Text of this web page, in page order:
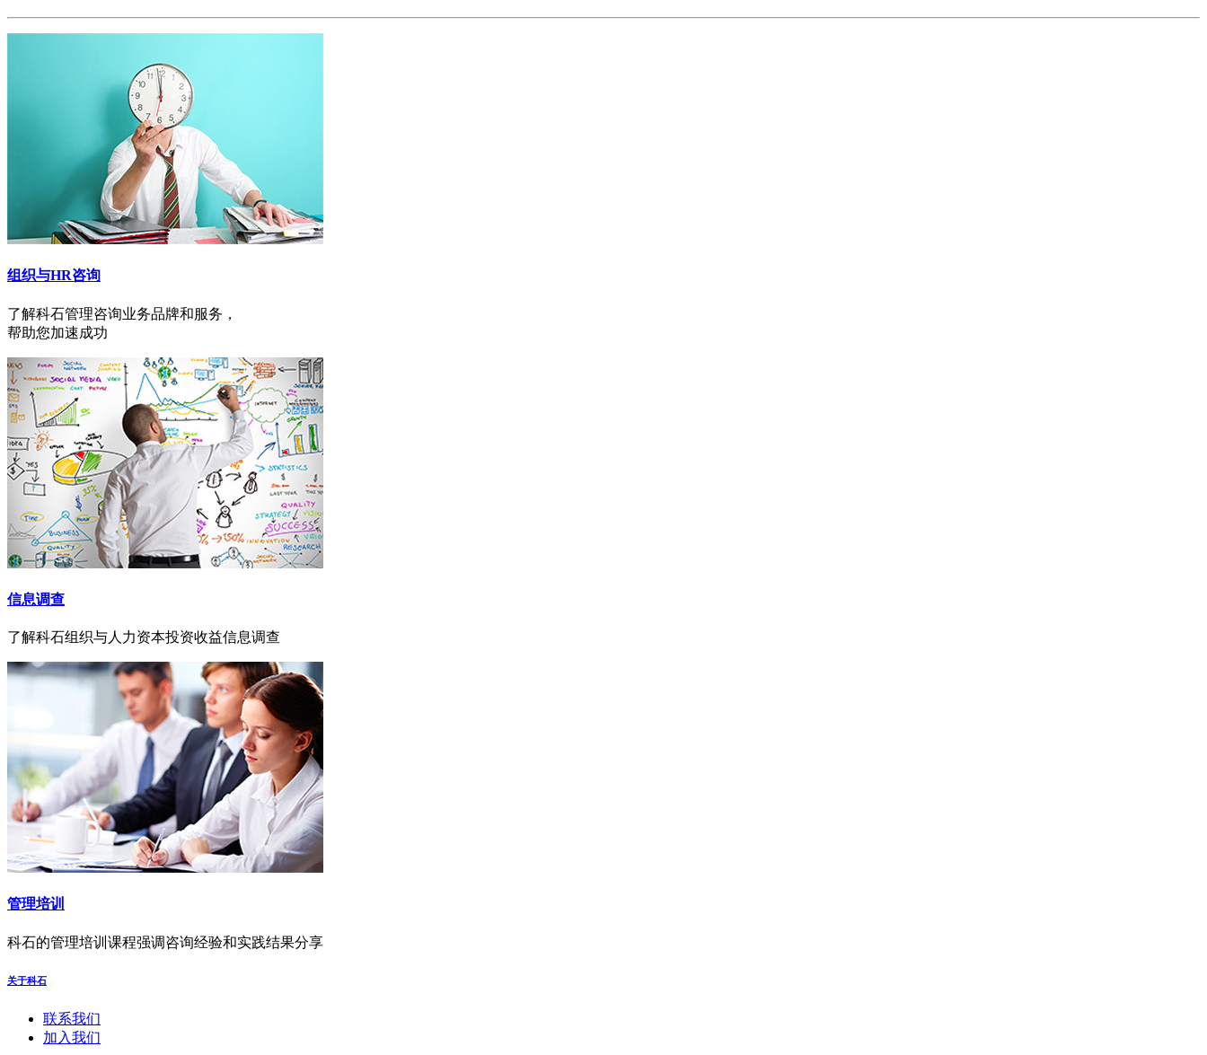
组织与HR咨询
了解科石管理咨询业务品牌和服务，
帮助您加速成功
信息调查
了解科石组织与人力资本投资收益信息调查
管理培训
科石的管理培训课程强调咨询经验和实践结果分享
关于科石
联系我们
加入我们